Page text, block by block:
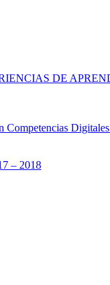
DE
Competencias
– 2018